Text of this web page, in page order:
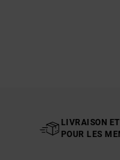
LIVRAISON
POUR LES